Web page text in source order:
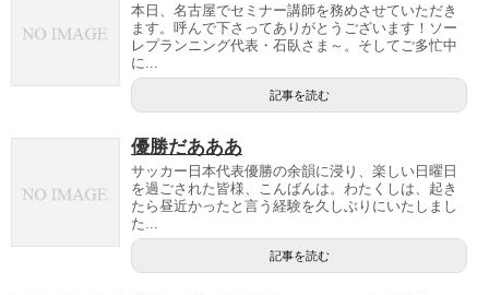
本日、名古屋でセミナー講師を務めさせていただき
ます。呼んで下さってありがとうございます！ソー
レプランニング代表・石臥さま～。そしてご多忙中
に...
記事を読む
優勝だあああ
サッカー日本代表優勝の余韻に浸り、楽しい日曜日
を過ごされた皆様、こんばんは。わたくしは、起き
たら昼近かったと言う経験を久しぶりにいたしまし
た...
記事を読む